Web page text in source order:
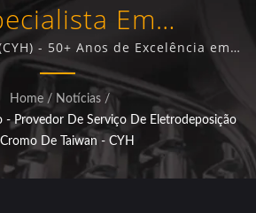
Em
De Cromo
De Taiwan
- 50+ Anos de Excelência em
Avançada para Componentes
e Decorativos
Home / Notícias /
- Provedor De Serviço De Eletrodeposição
De Taiwan - CYH